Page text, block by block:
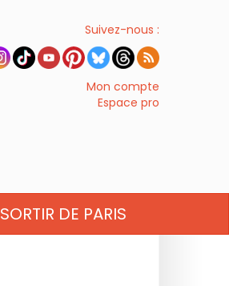
Suivez-nous :
Mon compte
Espace pro
SORTIR DE PARIS